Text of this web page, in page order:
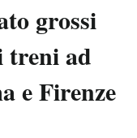
Idee
grossi
treni ad
e Firenze